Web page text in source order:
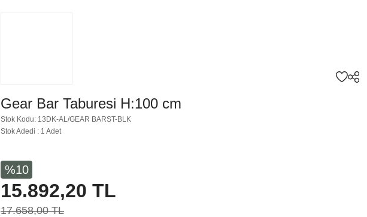
Gear Bar Taburesi H:100 cm
Stok Kodu: 13DK-AL/GEAR BARST-BLK
Stok Adedi : 1 Adet
%10
15.892,20 TL
17.658,00 TL